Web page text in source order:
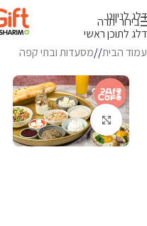
דלג לניווט
דלג לתוכן ראשי
בירור יתרה
עמוד הבית/ מסעדות ובתי קפה
לחץ להגדלה